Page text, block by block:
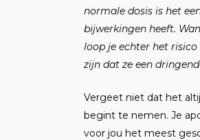
normale dosis is het
bijwerkingen heeft.
loop je echter het
zijn dat ze een
Vergeet niet dat het
begint te nemen. Je
voor jou het meest